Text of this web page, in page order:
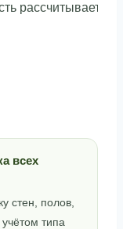
рассчитывается
всех
стен, полов,
типа